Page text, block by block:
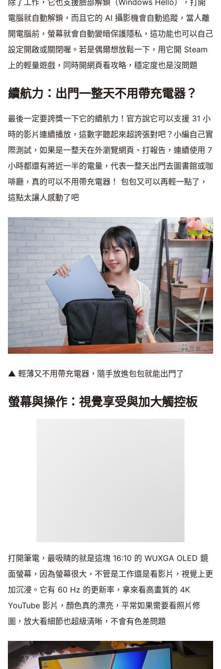
除了工作，它也支援臉部解鎖（Windows Hello），打開
電腦就自動解鎖，而且它的 AI 攝影機會自動追蹤，當人離
開電腦前，螢幕就會自動變暗保護隱私，這功能也可以自己
設定開啟或關閉喔。若是偶爾想放鬆一下，用它開 Steam
上的輕量遊戲，同時開網頁看攻略，穩定度也是沒問題
續航力：出門一整天不用帶充電器？
最後一定要誇獎一下它的續航力！官方說它可以支援 31 小
時的影片連續播放，這數字聽起來超誇張對吧？小編自己實
際測試，如果是一整天在外瀏覽網頁、打報告，連續使用 7
小時都還有將近一半的電量，代表一整天出門去圖書館或咖
啡廳，真的可以不用帶充電器！ 包包又可以再輕一點了，
這點太讓人感動了吧
▲ 輕薄又不用帶充電器，隨手放進包包就能出門了
螢幕與操作：視覺享受與加大觸控板
打開筆電，最吸睛的就是這塊 16:10 的 WUXGA OLED 鏡
面螢幕，因為螢幕很大，不管是工作還是看影片，視覺上更
加沉浸。它有 60 Hz 的更新率，拿來看高畫質的 4K
YouTube 影片，顏色真的漂亮，平常如果需要看照片修
圖，放大看細節也超級清晰，不會有色差問題